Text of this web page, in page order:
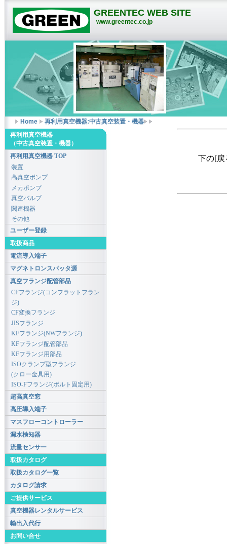
GREENTEC WEB SITE
www.greentec.co.jp
Home 再利用真空機器:中古真空装置・機器
下の[戻
再利用真空機器
（中古真空装置・機器）
再利用真空機器 TOP
装置
高真空ポンプ
メカポンプ
真空バルブ
関連機器
その他
ユーザー登録
取扱商品
電流導入端子
マグネトロンスパッタ源
真空フランジ配管部品
CFフランジ(コンフラットフラン
ジ)
CF変換フランジ
JISフランジ
KFフランジ(NWフランジ)
KFフランジ配管部品
KFフランジ用部品
ISOクランプ型フランジ
(クロー金具用)
ISO-Fフランジ(ボルト固定用)
超高真空窓
高圧導入端子
マスフローコントローラー
漏水検知器
流量センサー
取扱カタログ
取扱カタログ一覧
カタログ請求
ご提供サービス
真空機器レンタルサービス
輸出入代行
お問い合せ